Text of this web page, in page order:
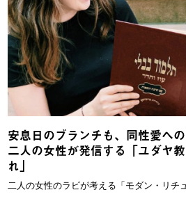
安息日のブランチも、同性愛へ
二人の女性が発信する「ユダヤ
れ」
二人の女性のラビが考える「モダン・リチ